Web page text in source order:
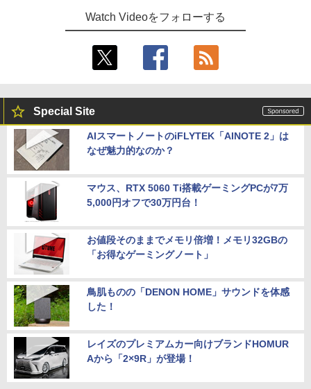
Watch Videoをフォローする
Special Site
AIスマートノートのiFLYTEK「AINOTE 2」は
なぜ魅力的なのか？
マウス、RTX 5060 Ti搭載ゲーミングPCが7万
5,000円オフで30万円台！
お値段そのままでメモリ倍増！メモリ32GBの
「お得なゲーミングノート」
鳥肌ものの「DENON HOME」サウンドを体感
した！
レイズのプレミアムカー向けブランドHOMUR
Aから「2×9R」が登場！